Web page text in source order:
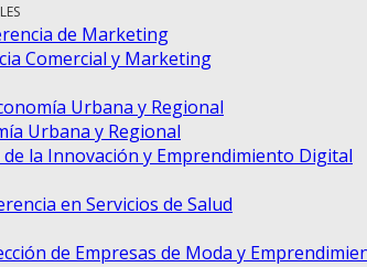
de Marketing
Comercial y Marketing
Urbana y Regional
Urbana y Regional
la Innovación y Emprendimiento Digital
en Servicios de Salud
de Empresas de Moda y